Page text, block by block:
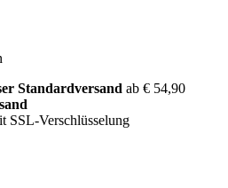
Standardversand ab € 54,90
SSL-Verschlüsselung